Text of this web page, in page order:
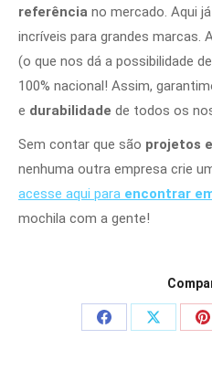
referência no mercado. Aqui
incríveis para grandes marcas.
(o que nos dá a possibilidade
100% nacional! Assim,
e durabilidade de todos os
Sem contar que são projetos
nenhuma outra empresa crie
acesse aqui para encontrar
mochila com a gente!
Share
Share